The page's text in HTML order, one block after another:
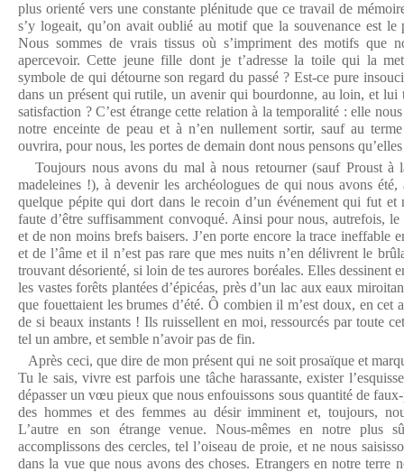
plus orienté vers une constante plénitude que ce travail de
s’y logeait, qu’on avait oublié au motif que la souvenance est le
Nous sommes de vrais tissus où s’impriment des motifs que
apercevoir. Cette jeune fille dont je t’adresse la toile qui la
symbole de qui détourne son regard du passé ? Est-ce pure
dans un présent qui rutile, un avenir qui bourdonne, au loin, et lui
satisfaction ? C’est étrange cette relation à la temporalité : elle
notre enceinte de peau et à n’en nullement sortir, sauf au
ouvrira, pour nous, les portes de demain dont nous pensons
Toujours nous avons du mal à nous retourner (sauf Proust à
madeleines !), à devenir les archéologues de qui nous avons
quelque pépite qui dort dans le recoin d’un événement qui fut et
faute d’être suffisamment convoqué. Ainsi pour nous, autrefois,
et de non moins brefs baisers. J’en porte encore la trace ineffable
et de l’âme et il n’est pas rare que mes nuits n’en délivrent le
trouvant désorienté, si loin de tes aurores boréales. Elles dessinent
les vastes forêts plantées d’épicéas, près d’un lac aux eaux
que fouettaient les brumes d’été. Ô combien il m’est doux, en cet
de si beaux instants ! Ils ruissellent en moi, ressourcés par toute
tel un ambre, et semble n’avoir pas de fin.
Après ceci, que dire de mon présent qui ne soit prosaïque et
Tu le sais, vivre est parfois une tâche harassante, exister
dépasser un vœu pieux que nous enfouissons sous quantité de
des hommes et des femmes au désir imminent et, toujours,
L’autre en son étrange venue. Nous-mêmes en notre plus
accomplissons des cercles, tel l’oiseau de proie, et ne nous
dans la vue que nous avons des choses. Etrangers en notre terre